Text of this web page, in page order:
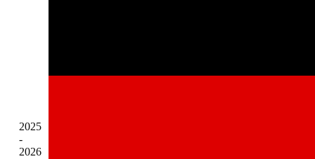
2025
-
2026